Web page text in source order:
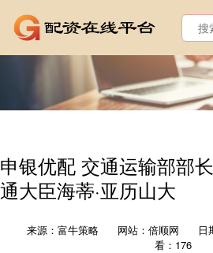
申银优配 交通运输部部
通大臣海蒂·亚历山大
来源：富牛策略 网站：倍顺网 日
看：176